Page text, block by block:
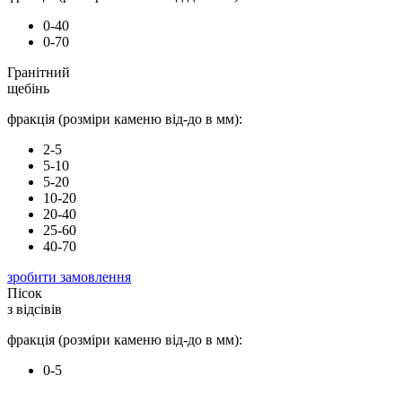
0-40
0-70
Гранітний
щебінь
фракція (розміри каменю від-до в мм):
2-5
5-10
5-20
10-20
20-40
25-60
40-70
зробити замовлення
Пісок
з відсівів
фракція (розміри каменю від-до в мм):
0-5